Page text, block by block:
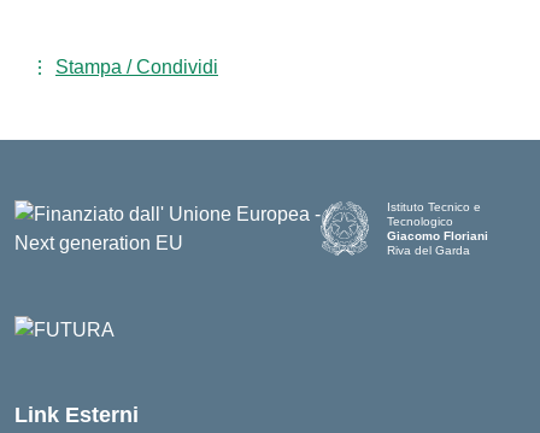
Stampa / Condividi
Istituto Tecnico e
Tecnologico
Giacomo Floriani
Riva del Garda
Link Esterni